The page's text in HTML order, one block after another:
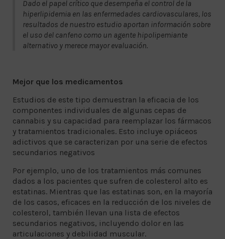
Dado el papel crítico que desempeña el control de la
hiperlipidemia en las enfermedades cardiovasculares, los
resultados de nuestro estudio aportan información sobre
el uso del canfeno como un agente hipolipemiante
alternativo y merece mayor evaluación.
Mejor que los medicamentos
Estudios de este tipo demuestran la eficacia de los
componentes individuales de algunas cepas de
cannabis y su capacidad para reemplazar los fármacos
y tratamientos tradicionales. Esto incluye opiáceos
adictivos que se caracterizan por una serie de efectos
secundarios negativos
Por ejemplo, uno de los tratamientos más comunes
dados a los pacientes que sufren de colesterol alto es
estatinas. Mientras que las estatinas son, en la mayoría
de los casos, eficaces en la reducción de los niveles de
colesterol, también llevan una lista de efectos
secundarios negativos, incluyendo dolor en las
articulaciones y debilidad muscular.